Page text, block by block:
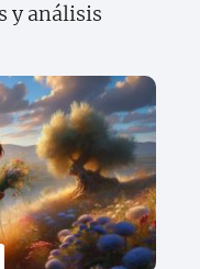
y análisis